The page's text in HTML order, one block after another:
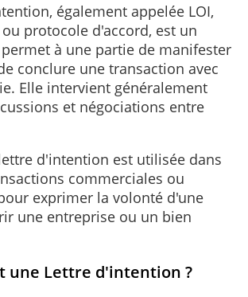
également appelée LOI,
protocole d'accord, est un
à une partie de manifester
conclure une transaction avec
Elle intervient généralement
et négociations entre
d'intention est utilisée dans
commerciales ou
exprimer la volonté d'une
une entreprise ou un bien
une Lettre d'intention ?